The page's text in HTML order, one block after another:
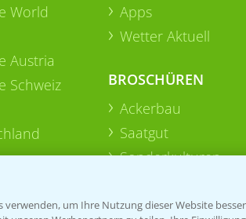
World
Austria
Schweiz
Apps
Wetter Aktuell
BROSCHÜREN
Ackerbau
Saatgut
Sonderkulturen
um Ihre Nutzung dieser Website